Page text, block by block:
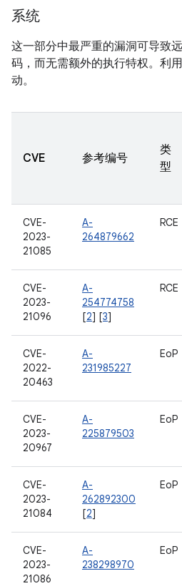
系统
这一部分中最严重的漏洞可导致
码，而无需额外的执行特权。利
动。
CVE 参考编号
类
型
CVE-
2023-
21085
A-
264879662
RCE
CVE-
2023-
21096
A-
254774758
[2] [3]
RCE
CVE-
2022-
20463
A-
231985227
EoP
CVE-
2023-
20967
A-
225879503
EoP
CVE-
2023-
21084
A-
262892300
[2]
EoP
CVE-
2023-
21086
A-
238298970
EoP